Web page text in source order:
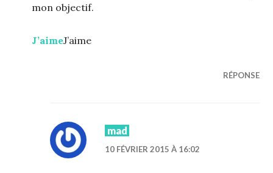
mon objectif.
J’aimeJ’aime
RÉPONSE
mad
10 FÉVRIER 2015 À 16:02